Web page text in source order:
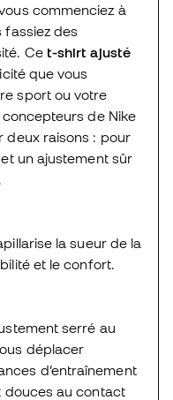
commenciez à
fassiez des
Ce t-shirt ajusté
que vous
sport ou votre
de Nike
deux raisons : pour
un ajustement sûr
la sueur de la
et le confort.
serré au
déplacer
d’entraînement
douces au contact